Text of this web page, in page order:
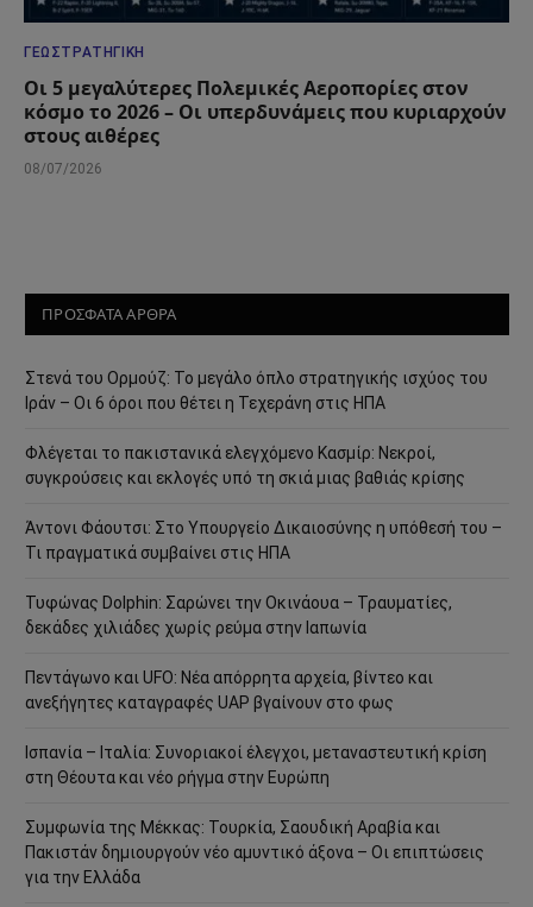
ΓΕΩΣΤΡΑΤΗΓΙΚΉ
Οι 5 μεγαλύτερες Πολεμικές Αεροπορίες στον
κόσμο το 2026 – Οι υπερδυνάμεις που κυριαρχούν
στους αιθέρες
08/07/2026
ΠΡΟΣΦΑΤΑ ΑΡΘΡΑ
Στενά του Ορμούζ: Το μεγάλο όπλο στρατηγικής ισχύος του
Ιράν – Οι 6 όροι που θέτει η Τεχεράνη στις ΗΠΑ
Φλέγεται το πακιστανικά ελεγχόμενο Κασμίρ: Νεκροί,
συγκρούσεις και εκλογές υπό τη σκιά μιας βαθιάς κρίσης
Άντονι Φάουτσι: Στο Υπουργείο Δικαιοσύνης η υπόθεσή του –
Τι πραγματικά συμβαίνει στις ΗΠΑ
Τυφώνας Dolphin: Σαρώνει την Οκινάουα – Τραυματίες,
δεκάδες χιλιάδες χωρίς ρεύμα στην Ιαπωνία
Πεντάγωνο και UFO: Νέα απόρρητα αρχεία, βίντεο και
ανεξήγητες καταγραφές UAP βγαίνουν στο φως
Ισπανία – Ιταλία: Συνοριακοί έλεγχοι, μεταναστευτική κρίση
στη Θέουτα και νέο ρήγμα στην Ευρώπη
Συμφωνία της Μέκκας: Τουρκία, Σαουδική Αραβία και
Πακιστάν δημιουργούν νέο αμυντικό άξονα – Οι επιπτώσεις
για την Ελλάδα